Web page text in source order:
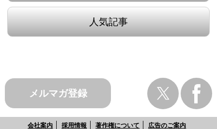
人気記事
メルマガ登録
会社案内 採用情報 著作権について 広告のご案内